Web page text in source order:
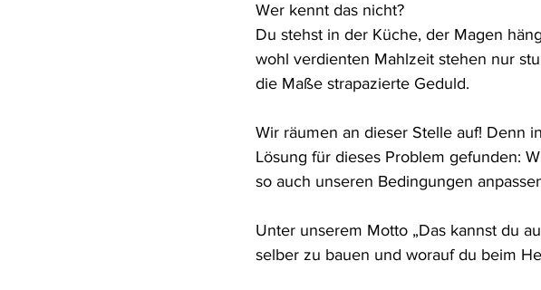
Wer kennt das nicht?
Du stehst in der Küche, der Magen
wohl verdienten Mahlzeit stehen nur
die Maße strapazierte Geduld.
Wir räumen an dieser Stelle auf! Denn
Lösung für dieses Problem gefunden:
so auch unseren Bedingungen
Unter unserem Motto „Das kannst du
selber zu bauen und worauf du beim